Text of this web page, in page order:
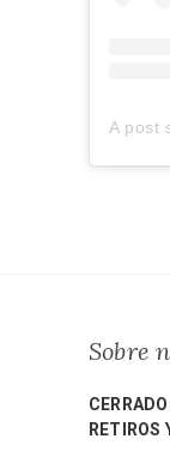
Sobre